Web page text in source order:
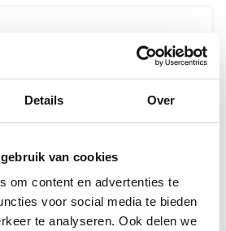
Details Over
van cookies
om content en advertenties te
voor social media te bieden
te analyseren. Ook delen we